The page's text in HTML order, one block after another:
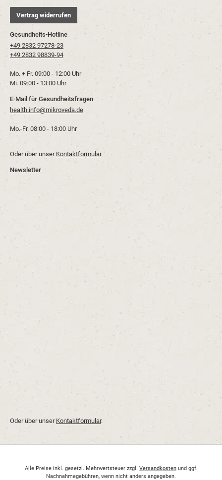
Vertrag widerrufen
Gesundheits-Hotline
+49 2832 97278-23
+49 2832 98839-94
Mo. + Fr. 09:00 - 12:00 Uhr
Mi. 09:00 - 13:00 Uhr
E-Mail für Gesundheitsfragen
health.info@mikroveda.de
Mo.-Fr. 08:00 - 18:00 Uhr
Oder über unser Kontaktformular.
Newsletter
Oder über unser Kontaktformular.
Alle Preise inkl. gesetzl. Mehrwertsteuer zzgl. Versandkostenund ggf.
Nachnahmegebühren, wenn nicht anders angegeben.